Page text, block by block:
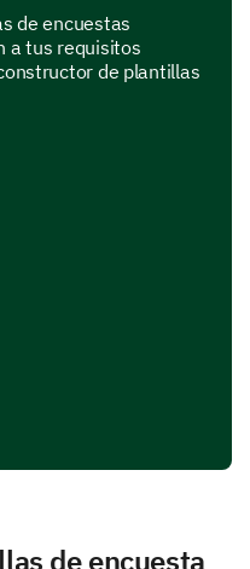
de encuestas
a tus requisitos
de plantillas
de encuesta